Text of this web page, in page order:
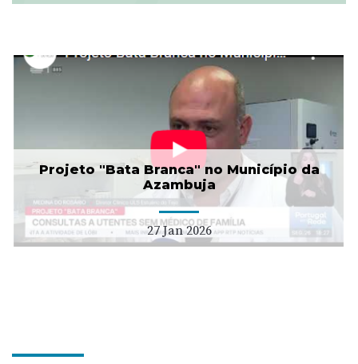
Projeto "Bata Branca" no Município da
Azambuja
27 Jan 2026